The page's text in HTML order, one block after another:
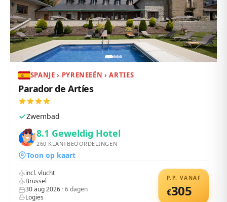
SPANJE › PYRENEEËN › ARTIES
Parador de Artíes
Zwembad
8.1 Geweldig Hotel
260 KLANTBEOORDELINGEN
Toon op kaart
P.P. VANAF
€305
incl. vlucht
Brussel
30 aug 2026 ·6dagen
Logies